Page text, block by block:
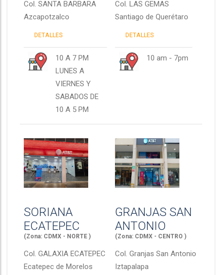
Col. SANTA BARBARA
Azcapotzalco
DETALLES
10 A 7 PM
LUNES A
VIERNES Y
SABADOS DE
10 A 5 PM
Col. LAS GEMAS
Santiago de Querétaro
DETALLES
10 am - 7pm
SORIANA
ECATEPEC
(Zona: CDMX - NORTE )
Col. GALAXIA ECATEPEC
Ecatepec de Morelos
GRANJAS SAN
ANTONIO
(Zona: CDMX - CENTRO )
Col. Granjas San Antonio
Iztapalapa